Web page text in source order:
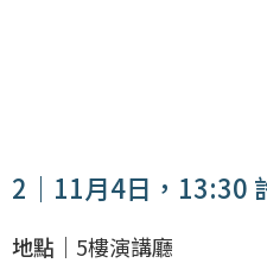
2｜11月4日，13:30
地點｜ 5樓演講廳